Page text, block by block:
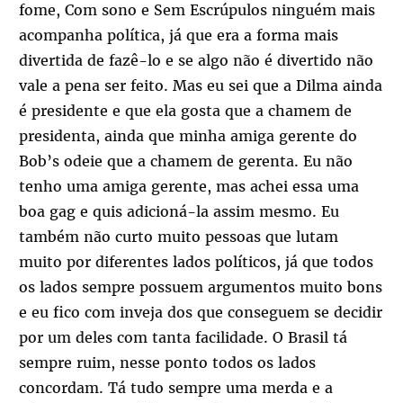
fome, Com sono e Sem Escrúpulos ninguém mais
acompanha política, já que era a forma mais
divertida de fazê-lo e se algo não é divertido não
vale a pena ser feito. Mas eu sei que a Dilma ainda
é presidente e que ela gosta que a chamem de
presidenta, ainda que minha amiga gerente do
Bob’s odeie que a chamem de gerenta. Eu não
tenho uma amiga gerente, mas achei essa uma
boa gag e quis adicioná-la assim mesmo. Eu
também não curto muito pessoas que lutam
muito por diferentes lados políticos, já que todos
os lados sempre possuem argumentos muito bons
e eu fico com inveja dos que conseguem se decidir
por um deles com tanta facilidade. O Brasil tá
sempre ruim, nesse ponto todos os lados
concordam. Tá tudo sempre uma merda e a